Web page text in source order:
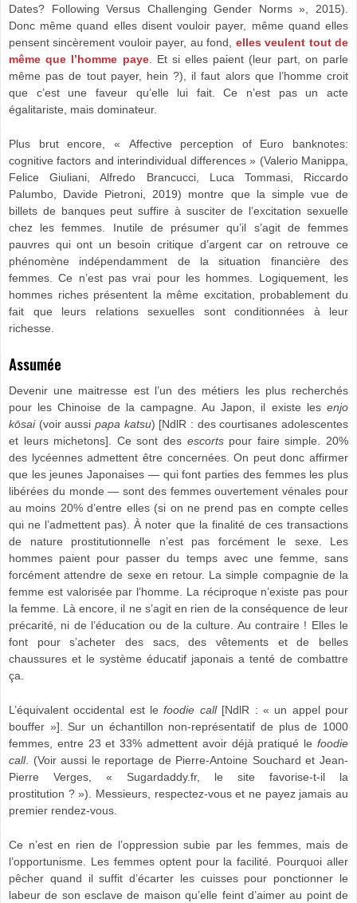
Dates? Following Versus Challenging Gender Norms », 2015).
Donc même quand elles disent vouloir payer, même quand elles
pensent sincèrement vouloir payer, au fond, elles veulent tout de
même que l’homme paye. Et si elles paient (leur part, on parle
même pas de tout payer, hein ?), il faut alors que l’homme croit
que c’est une faveur qu’elle lui fait. Ce n’est pas un acte
égalitariste, mais dominateur.
Plus brut encore, « Affective perception of Euro banknotes:
cognitive factors and interindividual differences » (Valerio Manippa,
Felice Giuliani, Alfredo Brancucci, Luca Tommasi, Riccardo
Palumbo, Davide Pietroni, 2019) montre que la simple vue de
billets de banques peut suffire à susciter de l’excitation sexuelle
chez les femmes. Inutile de présumer qu’il s’agit de femmes
pauvres qui ont un besoin critique d’argent car on retrouve ce
phénomène indépendamment de la situation financière des
femmes. Ce n’est pas vrai pour les hommes. Logiquement, les
hommes riches présentent la même excitation, probablement du
fait que leurs relations sexuelles sont conditionnées à leur
richesse.
Assumée
Devenir une maitresse est l’un des métiers les plus recherchés
pour les Chinoise de la campagne. Au Japon, il existe les enjo
kōsai(voir aussi papa katsu) [NdlR : des courtisanes adolescentes
et leurs michetons]. Ce sont des escortspour faire simple. 20%
des lycéennes admettent être concernées. On peut donc affirmer
que les jeunes Japonaises — qui font parties des femmes les plus
libérées du monde — sont des femmes ouvertement vénales pour
au moins 20% d’entre elles (si on ne prend pas en compte celles
qui ne l’admettent pas). À noter que la finalité de ces transactions
de nature prostitutionnelle n’est pas forcément le sexe. Les
hommes paient pour passer du temps avec une femme, sans
forcément attendre de sexe en retour. La simple compagnie de la
femme est valorisée par l’homme. La réciproque n’existe pas pour
la femme. Là encore, il ne s’agit en rien de la conséquence de leur
précarité, ni de l’éducation ou de la culture. Au contraire ! Elles le
font pour s’acheter des sacs, des vêtements et de belles
chaussures et le système éducatif japonais a tenté de combattre
ça.
L’équivalent occidental est lefoodie call[NdlR : « un appel pour
bouffer »]. Sur un échantillon non-représentatif de plus de 1000
femmes, entre 23 et 33% admettent avoir déjà pratiqué le foodie
call. (Voir aussi le reportage de Pierre-Antoine Souchard et Jean-
Pierre Verges, « Sugardaddy.fr, le site favorise-t-il la
prostitution ? »). Messieurs, respectez-vous et ne payez jamais au
premier rendez-vous.
Ce n’est en rien de l’oppression subie par les femmes, mais de
l’opportunisme. Les femmes optent pour la facilité. Pourquoi aller
pêcher quand il suffit d’écarter les cuisses pour ponctionner le
labeur de son esclave de maison qu’elle feint d’aimer au point de